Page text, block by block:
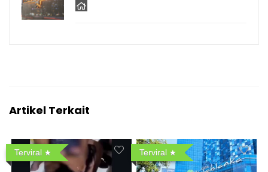
Artikel Terkait
Terviral Terviral